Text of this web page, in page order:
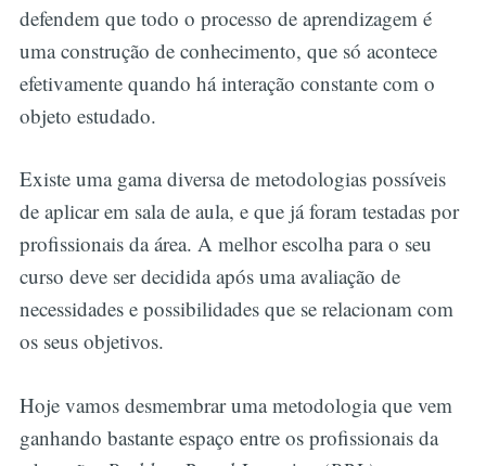
defendem que todo o processo de aprendizagem é
uma construção de conhecimento, que só acontece
efetivamente quando há interação constante com o
objeto estudado.
Existe uma gama diversa de metodologias possíveis
de aplicar em sala de aula, e que já foram testadas por
profissionais da área. A melhor escolha para o seu
curso deve ser decidida após uma avaliação de
necessidades e possibilidades que se relacionam com
os seus objetivos.
Hoje vamos desmembrar uma metodologia que vem
ganhando bastante espaço entre os profissionais da